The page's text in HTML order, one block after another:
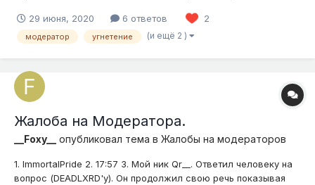
модераторатора @Nielson 2. Примерное время нарушения по
московскому времени 00:22 3. Доказательства (скриншоты,
29 июня, 2020 6 ответов 2
модератор угнетение (и ещё 2 )
Жалоба на Модератора.
__Foxy__ опубликовал тема в Жалобы на модераторов
1. ImmortalPride 2. 17:57 3. Мой ник Qr__. Ответил человеку на
вопрос (DEADLXRD'у). Он продолжил свою речь показывая